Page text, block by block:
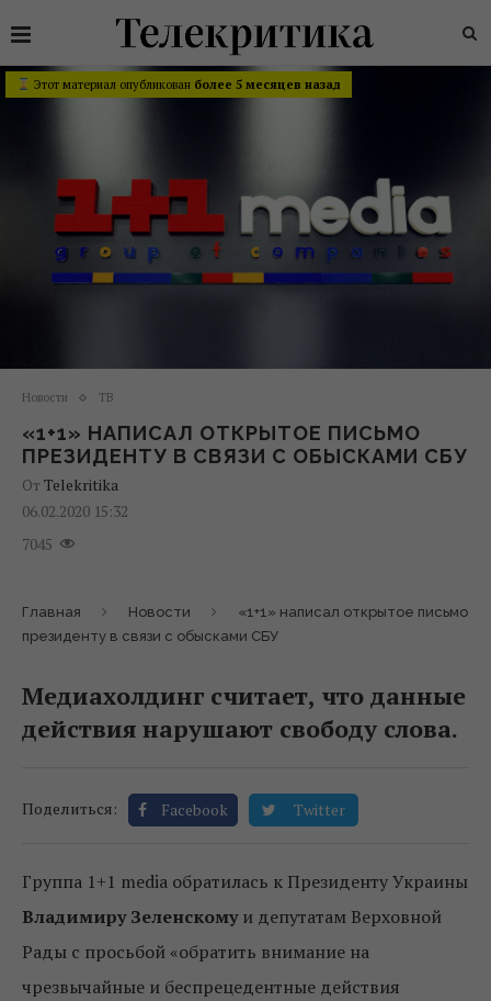
Этот материал опубликован более 5 месяцев назад
Новости ТВ
«1+1» НАПИСАЛ ОТКРЫТОЕ ПИСЬМО
ПРЕЗИДЕНТУ В СВЯЗИ С ОБЫСКАМИ СБУ
От Telekritika
06.02.2020 15:32
7045
Главная Новости
«1+1» написал открытое письмо
президенту в связи с обысками СБУ
Медиахолдинг считает, что данные
действия нарушают свободу слова.
Поделиться: Facebook Twitter
Группа 1+1 media обратилась к Президенту Украины
Владимиру Зеленскомуи депутатам Верховной
Рады с просьбой «обратить внимание на
чрезвычайные и беспрецедентные действия